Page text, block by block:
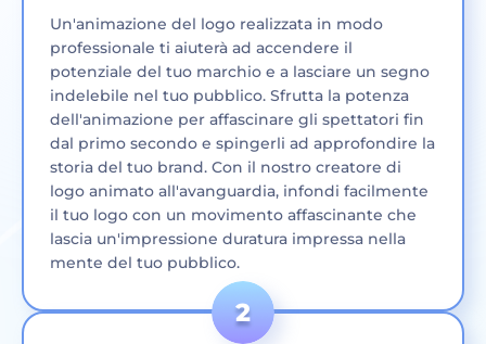
Un'animazione del logo realizzata in modo
professionale ti aiuterà ad accendere il
potenziale del tuo marchio e a lasciare un segno
indelebile nel tuo pubblico. Sfrutta la potenza
dell'animazione per affascinare gli spettatori fin
dal primo secondo e spingerli ad approfondire la
storia del tuo brand. Con il nostro creatore di
logo animato all'avanguardia, infondi facilmente
il tuo logo con un movimento affascinante che
lascia un'impressione duratura impressa nella
mente del tuo pubblico.